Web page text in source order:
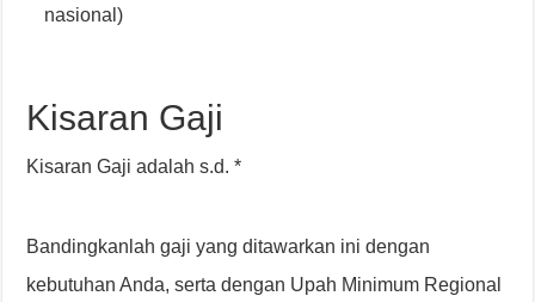
nasional)
Kisaran Gaji
Kisaran Gaji adalah s.d. *
Bandingkanlah gaji yang ditawarkan ini dengan
kebutuhan Anda, serta dengan Upah Minimum Regional